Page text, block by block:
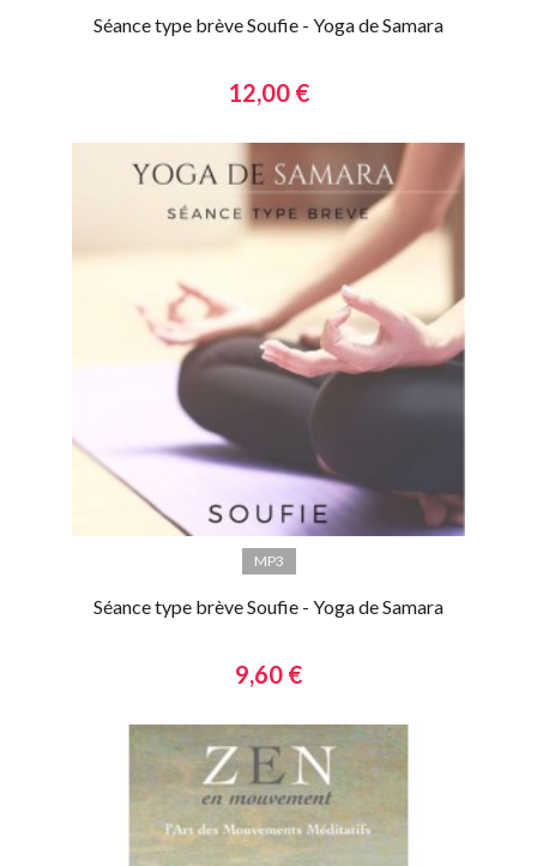
Séance type brève Soufie - Yoga de Samara
12,00 €
MP3
Séance type brève Soufie - Yoga de Samara
9,60 €